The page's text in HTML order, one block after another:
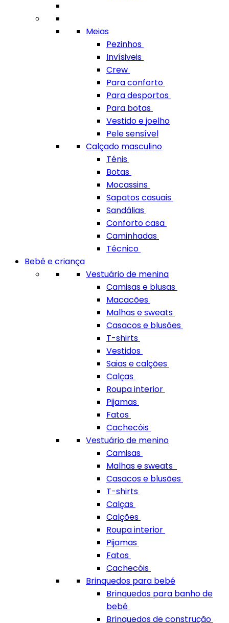
Meias
Pezinhos
Invísiveis
Crew
Para conforto
Para desportos
Para botas
Vestido e joelho
Pele sensível
Calçado masculino
Ténis
Botas
Mocassins
Sapatos casuais
Sandálias
Conforto casa
Caminhadas
Técnico
Bebé e criança
Vestuário de menina
Camisas e blusas
Macacões
Malhas e sweats
Casacos e blusões
T-shirts
Vestidos
Saias e calções
Calças
Roupa interior
Pijamas
Fatos
Cachecóis
Vestuário de menino
Camisas
Malhas e sweats
Casacos e blusões
T-shirts
Calças
Calções
Roupa interior
Pijamas
Fatos
Cachecóis
Brinquedos para bebé
Brinquedos para banho de
bebé
Brinquedos de construção